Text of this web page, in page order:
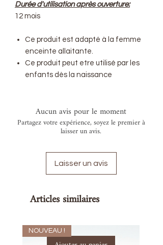
Durée d'utilisation après ouverture:
12 mois
Ce produit est adapté à la femme
enceinte allaitante.
Ce produit peut etre utilisé par les
enfants dès la naissance
Aucun avis pour le moment
Partagez votre expérience, soyez le premier à
laisser un avis.
Laisser un avis
Articles similaires
NOUVEAU !